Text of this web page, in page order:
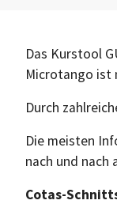
Das Kurstool
Microtango ist
Durch
Die meisten
nach und nach
Cotas-